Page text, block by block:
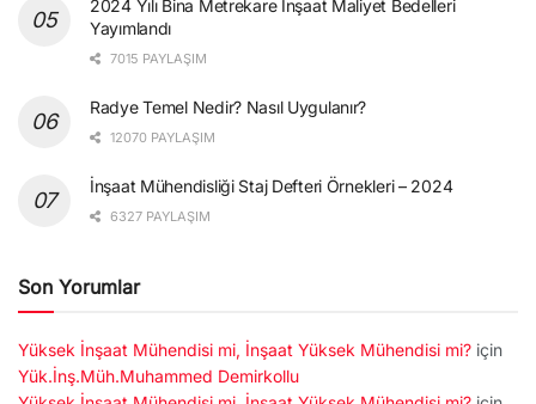
2024 Yılı Bina Metrekare İnşaat Maliyet Bedelleri
Yayımlandı
7015 PAYLAŞIM
Radye Temel Nedir? Nasıl Uygulanır?
12070 PAYLAŞIM
İnşaat Mühendisliği Staj Defteri Örnekleri – 2024
6327 PAYLAŞIM
Son Yorumlar
Yüksek İnşaat Mühendisi mi, İnşaat Yüksek Mühendisi mi? için
Yük.İnş.Müh.Muhammed Demirkollu